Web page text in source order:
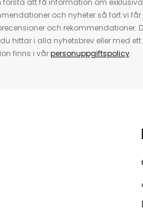
att få information om
och nyheter så fort vi
och rekommendationer.
hittar i alla nyhetsbrev eller med
finns i vårpersonuppgiftspolicy.